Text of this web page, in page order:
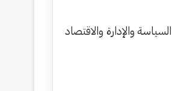
والإدارة والاقتصاد